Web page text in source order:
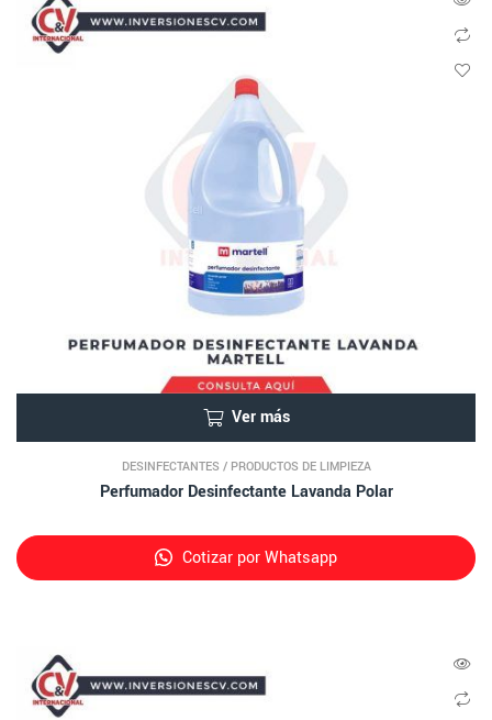
Ver más
DESINFECTANTES / PRODUCTOS DE LIMPIEZA
Perfumador Desinfectante Lavanda Polar
Cotizar por Whatsapp